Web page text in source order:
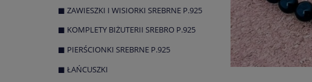
ZAWIESZKI I WISIORKI SREBRNE P.925
KOMPLETY BIŻUTERII SREBRO P.925
PIERŚCIONKI SREBRNE P.925
ŁAŃCUSZKI